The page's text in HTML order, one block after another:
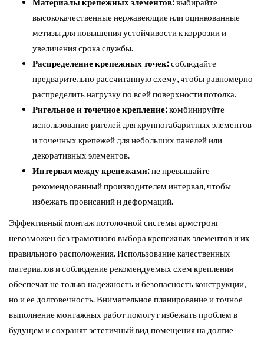
высококачественные нержавеющие или оцинкованные
метизы для повышения устойчивости к коррозии и
увеличения срока службы.
Распределение крепежных точек:соблюдайте
предварительно рассчитанную схему, чтобы равномерно
распределить нагрузку по всей поверхности потолка.
Ригельное и точечное крепление:комбинируйте
использование ригелей для крупногабаритных элементов
и точечных крепежей для небольших панелей или
декоративных элементов.
Интервал между крепежами:не превышайте
рекомендованный производителем интервал, чтобы
избежать провисаний и деформаций.
Эффективный монтаж потолочной системы армстронг
невозможен без грамотного выбора крепежных элементов и их
правильного расположения. Использование качественных
материалов и соблюдение рекомендуемых схем крепления
обеспечат не только надежность и безопасность конструкции,
но и ее долговечность. Внимательное планирование и точное
выполнение монтажных работ помогут избежать проблем в
будущем и сохранят эстетичный вид помещения на долгие